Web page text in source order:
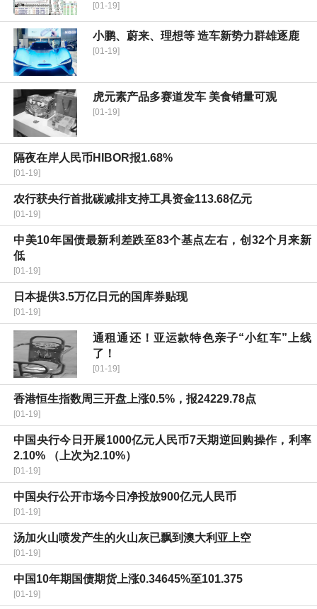
[01-19]
小鹏、蔚来、理想等 造车新势力群雄逐鹿
[01-19]
虎元素产品多赛道发车 美食销量可观
[01-19]
隔夜在岸人民币HIBOR报1.68%
[01-19]
农行获央行首批碳减排支持工具资金113.68亿元
[01-19]
中美10年国债最新利差跌至83个基点左右，创32个月来新
低
[01-19]
日本提供3.5万亿日元的国库券贴现
[01-19]
通租通还！亚运款特色亲子“小红车”上线
了！
[01-19]
香港恒生指数周三开盘上涨0.5%，报24229.78点
[01-19]
中国央行今日开展1000亿元人民币7天期逆回购操作，利率
2.10% （上次为2.10%）
[01-19]
中国央行公开市场今日净投放900亿元人民币
[01-19]
汤加火山喷发产生的火山灰已飘到澳大利亚上空
[01-19]
中国10年期国债期货上涨0.34645%至101.375
[01-19]